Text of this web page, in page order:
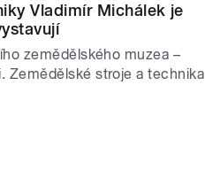
Vladimír Michálek je
zemědělského muzea –
Zemědělské stroje a technika